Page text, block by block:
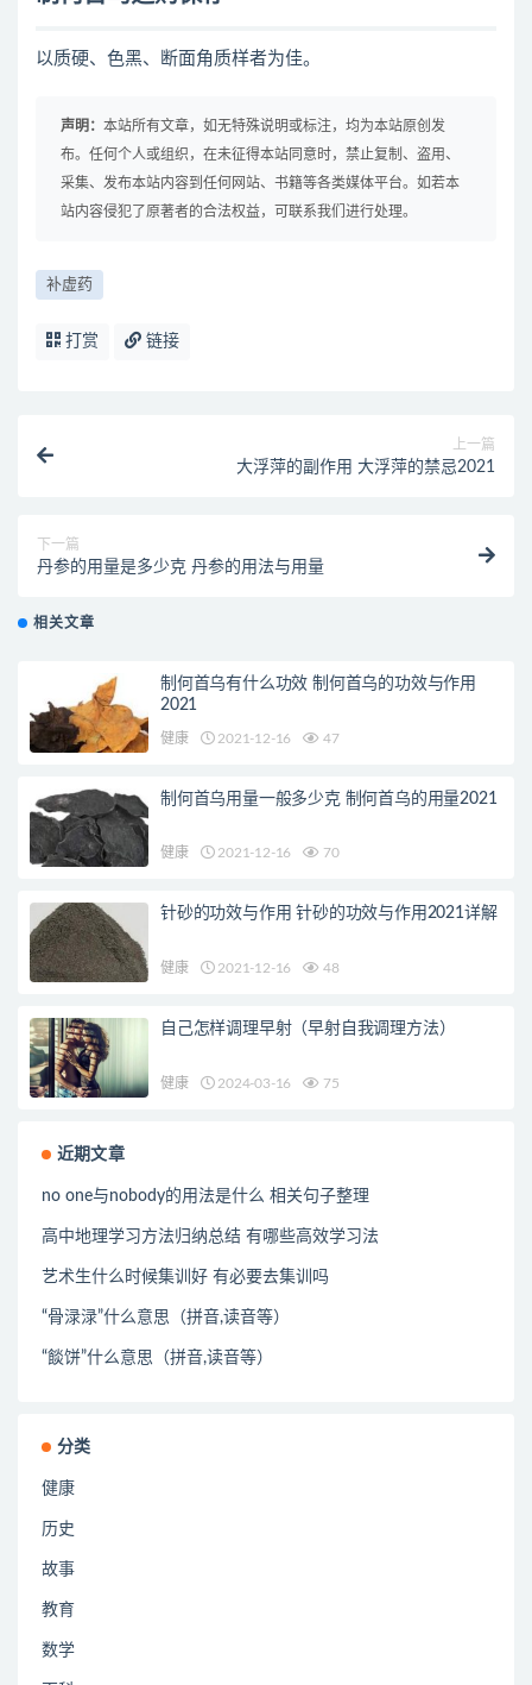
以质硬、色黑、断面角质样者为佳。
声明： 本站所有文章，如无特殊说明或标注，均为本站原创发
布。任何个人或组织，在未征得本站同意时，禁止复制、盗用、
采集、发布本站内容到任何网站、书籍等各类媒体平台。如若本
站内容侵犯了原著者的合法权益，可联系我们进行处理。
补虚药
打赏 链接
上一篇
大浮萍的副作用 大浮萍的禁忌2021
下一篇
丹参的用量是多少克 丹参的用法与用量
相关文章
制何首乌有什么功效 制何首乌的功效与作用
2021
健康 2021-12-16 47
制何首乌用量一般多少克 制何首乌的用量2021
健康 2021-12-16 70
针砂的功效与作用 针砂的功效与作用2021详解
健康 2021-12-16 48
自己怎样调理早射（早射自我调理方法）
健康 2024-03-16 75
近期文章
no one与nobody的用法是什么 相关句子整理
高中地理学习方法归纳总结 有哪些高效学习法
艺术生什么时候集训好 有必要去集训吗
“骨渌渌”什么意思（拼音,读音等）
“餤饼”什么意思（拼音,读音等）
分类
健康
历史
故事
教育
数学